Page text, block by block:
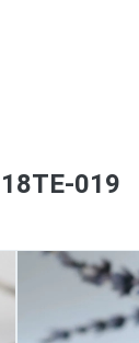
18TE-019